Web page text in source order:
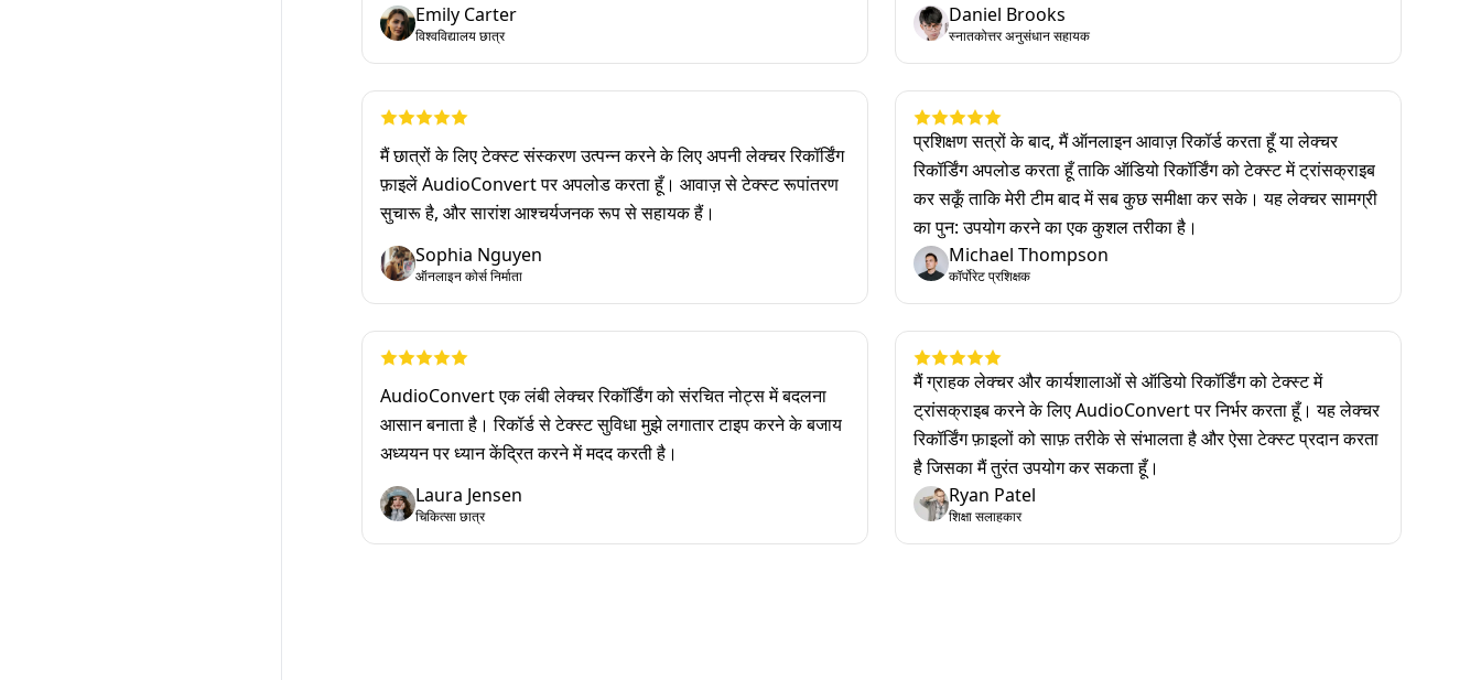
Emily Carter
विश्वविद्यालय छात्र
Daniel Brooks
स्नातकोत्तर अनुसंधान सहायक
मैं छात्रों के लिए टेक्स्ट संस्करण उत्पन्न करने के लिए अपनी लेक्चर रिकॉर्डिंग
फ़ाइलें AudioConvert पर अपलोड करता हूँ। आवाज़ से टेक्स्ट रूपांतरण
सुचारू है, और सारांश आश्चर्यजनक रूप से सहायक हैं।
Sophia Nguyen
ऑनलाइन कोर्स निर्माता
प्रशिक्षण सत्रों के बाद, मैं ऑनलाइन आवाज़ रिकॉर्ड करता हूँ या लेक्चर
रिकॉर्डिंग अपलोड करता हूँ ताकि ऑडियो रिकॉर्डिंग को टेक्स्ट में ट्रांसक्राइब
कर सकूँ ताकि मेरी टीम बाद में सब कुछ समीक्षा कर सके। यह लेक्चर सामग्री
का पुन: उपयोग करने का एक कुशल तरीका है।
Michael Thompson
कॉर्पोरेट प्रशिक्षक
AudioConvert एक लंबी लेक्चर रिकॉर्डिंग को संरचित नोट्स में बदलना
आसान बनाता है। रिकॉर्ड से टेक्स्ट सुविधा मुझे लगातार टाइप करने के बजाय
अध्ययन पर ध्यान केंद्रित करने में मदद करती है।
Laura Jensen
चिकित्सा छात्र
मैं ग्राहक लेक्चर और कार्यशालाओं से ऑडियो रिकॉर्डिंग को टेक्स्ट में
ट्रांसक्राइब करने के लिए AudioConvert पर निर्भर करता हूँ। यह लेक्चर
रिकॉर्डिंग फ़ाइलों को साफ़ तरीके से संभालता है और ऐसा टेक्स्ट प्रदान करता
है जिसका मैं तुरंत उपयोग कर सकता हूँ।
Ryan Patel
शिक्षा सलाहकार